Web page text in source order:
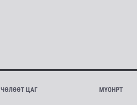
ЧӨЛӨӨТ ЦАГ МҮОНРТ